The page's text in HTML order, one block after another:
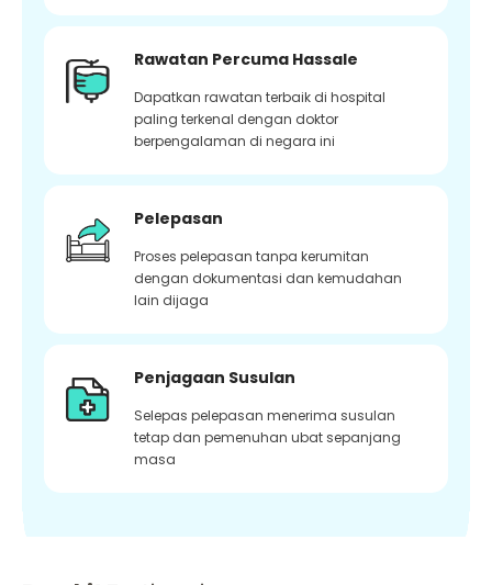
Rawatan Percuma Hassale
Dapatkan rawatan terbaik di hospital
paling terkenal dengan doktor
berpengalaman di negara ini
Pelepasan
Proses pelepasan tanpa kerumitan
dengan dokumentasi dan kemudahan
lain dijaga
Penjagaan Susulan
Selepas pelepasan menerima susulan
tetap dan pemenuhan ubat sepanjang
masa